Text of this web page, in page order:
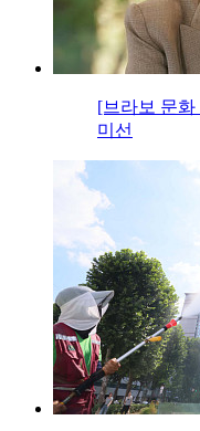
[브라보 문
미선